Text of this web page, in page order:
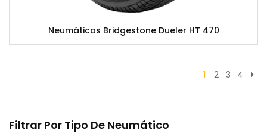
Filtrar Por Tipo De Neumático
Neumáticos Bridgestone Dueler HT 470
1 2 3 4